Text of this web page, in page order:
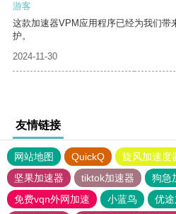
游客
这款加速器VPM应用程序已经为我们带
护。
2024-11-30
友情链接
网站地图 QuickQ 旋风加速度
坚果加速器
tiktok加速器
狗急
免费vqn外网加速
小蓝鸟 优